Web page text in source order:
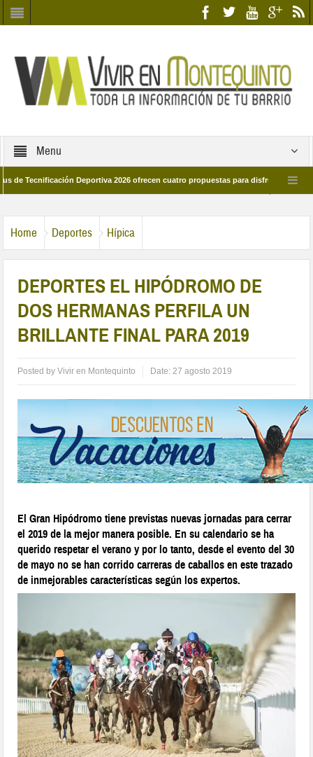
Menu
Deportiva 2026 ofrecen cuatro propuestas para disfrutar del deporte
Home Deportes Hípica
DEPORTES EL HIPÓDROMO DE
DOS HERMANAS PERFILA UN
BRILLANTE FINAL PARA 2019
Posted byVivir en Montequinto Date:27 agosto 2019
El Gran Hipódromo tiene previstas nuevas jornadas para cerrar
el 2019 de la mejor manera posible. En su calendario se ha
querido respetar el verano y por lo tanto, desde el evento del 30
de mayo no se han corrido carreras de caballos en este trazado
de inmejorables características según los expertos.